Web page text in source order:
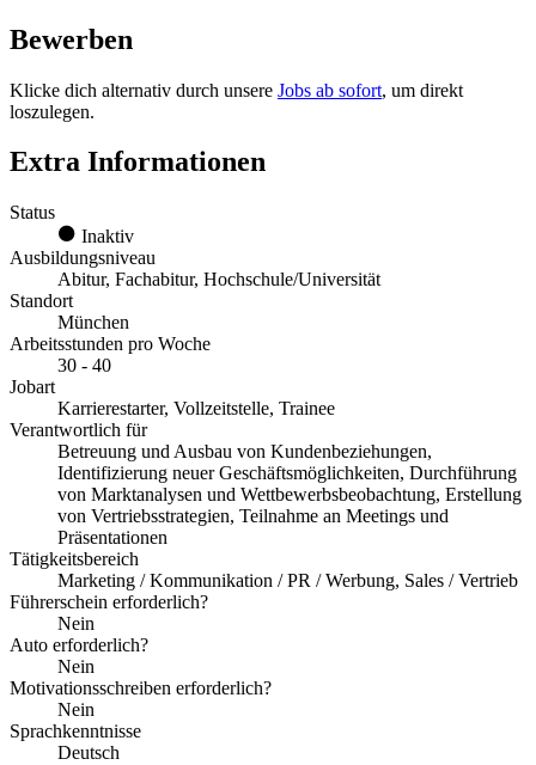
Bewerben
Klicke dich alternativ durch unsere Jobs ab sofort, um direkt
loszulegen.
Extra Informationen
Status
Inaktiv
Ausbildungsniveau
Abitur, Fachabitur, Hochschule/Universität
Standort
München
Arbeitsstunden pro Woche
30 - 40
Jobart
Karrierestarter, Vollzeitstelle, Trainee
Verantwortlich für
Betreuung und Ausbau von Kundenbeziehungen,
Identifizierung neuer Geschäftsmöglichkeiten, Durchführung
von Marktanalysen und Wettbewerbsbeobachtung, Erstellung
von Vertriebsstrategien, Teilnahme an Meetings und
Präsentationen
Tätigkeitsbereich
Marketing / Kommunikation / PR / Werbung, Sales / Vertrieb
Führerschein erforderlich?
Nein
Auto erforderlich?
Nein
Motivationsschreiben erforderlich?
Nein
Sprachkenntnisse
Deutsch